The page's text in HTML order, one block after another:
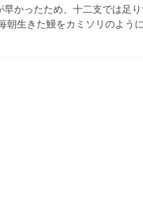
かったため、十二支では足
生きた鰻をカミソリのよう